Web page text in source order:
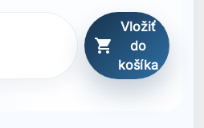

Vložiť
do
košíka